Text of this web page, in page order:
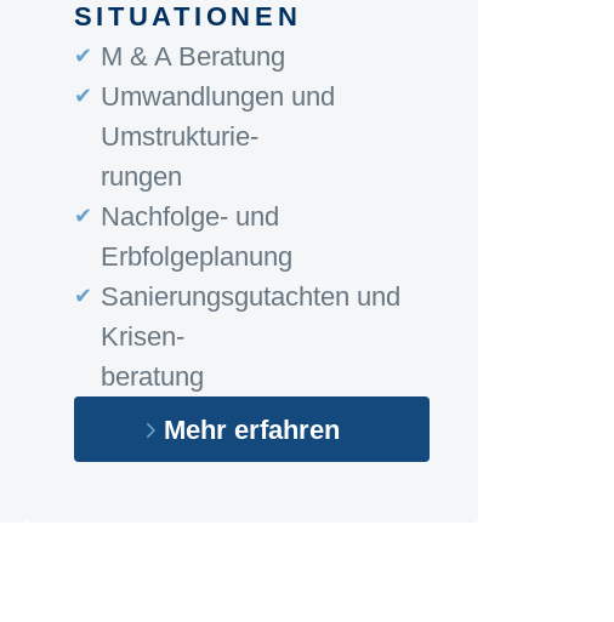
SITUATIONEN
M & A Beratung
Umwandlungen und
Umstrukturie-
rungen
Nachfolge- und
Erbfolgeplanung
Sanierungsgutachten und
Krisen-
beratung
Mehr erfahren